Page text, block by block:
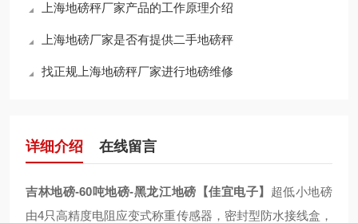
上海地磅秤厂家产品的工作原理介绍
上海地磅厂家是否有提供二手地磅秤
找正规上海地磅秤厂家进行地磅维修
详细介绍 在线留言
吉林地磅-60吨地磅-黑龙江地磅【佳宜电子】 超低小地磅
由4只高精度电阻应变式称重传感器，密封型防水接线盒，